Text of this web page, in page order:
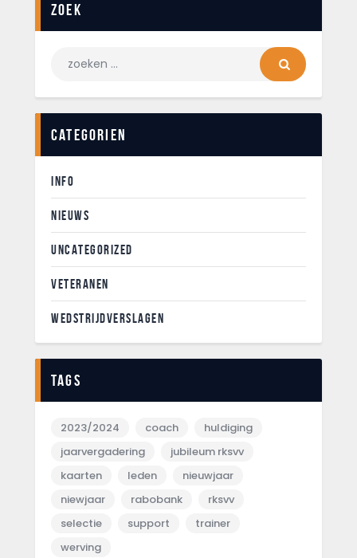
Zoek
Categorien
INFO
NIEUWS
UNCATEGORIZED
VETERANEN
WEDSTRIJDVERSLAGEN
Tags
2023/2024 coach
huldiging
jaarvergadering
jubileum rksvv
kaarten
leden
nieuwjaar
niewjaar
rabobank
rksvv
selectie
support
trainer
werving